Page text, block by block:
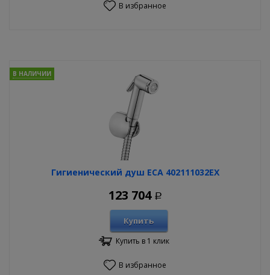
В избранное
Гигиенический душ ECA 402111032EX
В НАЛИЧИИ
123 704 Р
Купить
Купить в 1 клик
В избранное